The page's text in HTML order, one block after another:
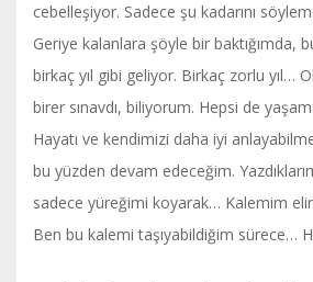
cebelleşiyor. Sadece şu kadarını
Geriye kalanlara şöyle bir baktığımda,
birkaç yıl gibi geliyor. Birkaç zorlu yıl…
birer sınavdı, biliyorum. Hepsi de
Hayatı ve kendimizi daha iyi
bu yüzden devam edeceğim.
sadece yüreğimi koyarak… Kalemim
Ben bu kalemi taşıyabildiğim sürece…